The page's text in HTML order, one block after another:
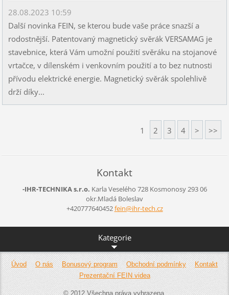
28.08.2023 10:59
Další novinka FEIN, se kterou bude vaše práce snazší a
rodostnější. Patentovaný magnetický svěrák VERSAMAG je
stavebnice, která Vám umožní použití svěráku na stojanové
vrtačce, v dílenském i venkovním použití a to bez nutnosti
přívodu elektrické energie. Magnetický svěrák spolehlivě
drží díky...
1 2 3 4 > >>
Kontakt
-IHR-TECHNIKA s.r.o. Karla Veselého 728Kosmonosy293 06
okr.Mladá Boleslav
+420777640452fein@ihr-tech.cz
Kategorie
Úvod O nás Bonusový program Obchodní podmínky
Kontakt
Prezentační FEIN videa
© 2012 Všechna práva vyhrazena.